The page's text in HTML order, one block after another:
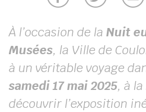
À l’occasion de la Nuit
Musées, la Ville de
à un véritable voyage
samedi 17 mai 2025, à la
découvrir l’exposition